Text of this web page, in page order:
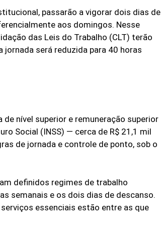
passarão a vigorar dois dias de
aos domingos. Nesse
das Leis do Trabalho (CLT) terão
jornada será reduzida para 40 horas
nível superior e remuneração superior
Social (INSS) — cerca de R$ 21,1 mil
de jornada e controle de ponto, sob o
definidos regimes de trabalho
semanais e os dois dias de descanso.
essenciais estão entre as que